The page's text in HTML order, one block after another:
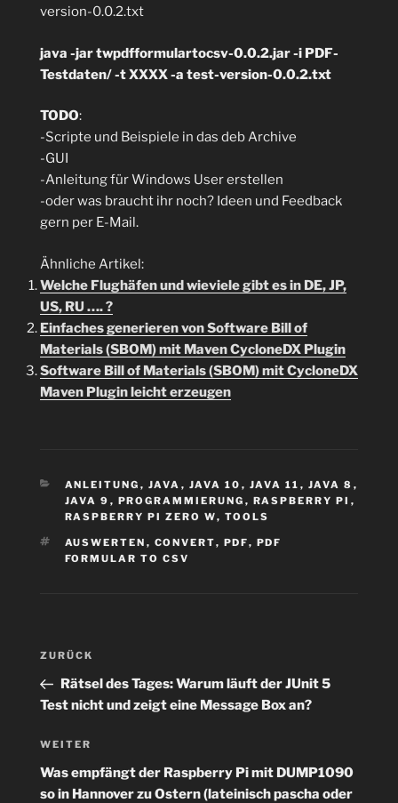
version-0.0.2.txt
java -jar twpdfformulartocsv-0.0.2.jar -i PDF-
Testdaten/ -t XXXX -a test-version-0.0.2.txt
TODO:
-Scripte und Beispiele in das deb Archive
-GUI
-Anleitung für Windows User erstellen
-oder was braucht ihr noch? Ideen und Feedback
gern per E-Mail.
Ähnliche Artikel:
Welche Flughäfen und wieviele gibt es in DE, JP,
US, RU …. ?
Einfaches generieren von Software Bill of
Materials (SBOM) mit Maven CycloneDX Plugin
Software Bill of Materials (SBOM) mit CycloneDX
Maven Plugin leicht erzeugen
KATEGORIEN
ANLEITUNG , JAVA , JAVA 10 , JAVA 11 , JAVA 8 ,
JAVA 9 , PROGRAMMIERUNG , RASPBERRY PI ,
RASPBERRY PI ZERO W, TOOLS
SCHLAGWÖRTER
AUSWERTEN , CONVERT, PDF, PDF
FORMULAR TO CSV
Beitragsnavigation
Vorheriger
Beitrag
ZURÜCK
Rätsel des Tages: Warum läuft der JUnit 5
Test nicht und zeigt eine Message Box an?
Nächster
Beitrag
WEITER
Was empfängt der Raspberry Pi mit DUMP1090
so in Hannover zu Ostern (lateinisch pascha oder